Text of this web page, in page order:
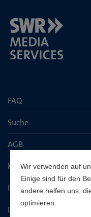
Wir verwenden auf
Einige sind für den
andere helfen uns,
optimieren.
FAQ
Suche
AGB
Kontaktseite
Impressum
Datenschutz